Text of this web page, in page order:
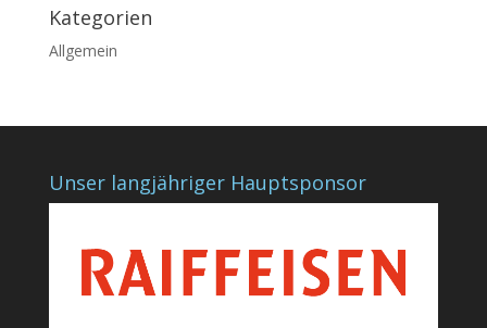
Kategorien
Allgemein
Unser langjähriger Hauptsponsor